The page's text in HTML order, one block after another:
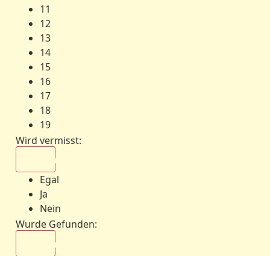
11
12
13
14
15
16
17
18
19
Wird vermisst:
Egal
Ja
Nein
Wurde Gefunden: